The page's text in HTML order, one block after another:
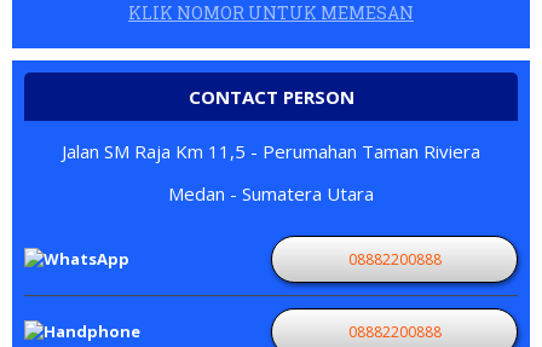
KLIK NOMOR UNTUK MEMESAN
CONTACT PERSON
Jalan SM Raja Km 11,5 - Perumahan Taman Riviera
Medan - Sumatera Utara
08882200888
08882200888